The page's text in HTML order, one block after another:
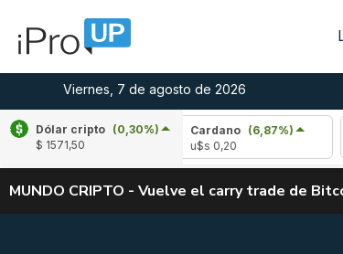
Viernes, 7 de agosto de 2026
Dólar cripto (0,30%)
$ 1571,50
2,34%) Cardano
(6,87%)
MUNDO CRIPTO - Vuelve el carry trade de